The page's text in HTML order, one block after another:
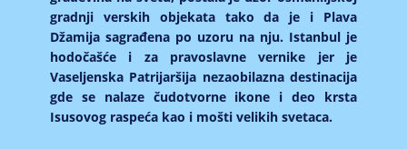
gradnji verskih objekata tako da je i Plava
Džamija sagrađena po uzoru na nju. Istanbul je
hodočašće i za pravoslavne vernike jer je
Vaseljenska Patrijaršija nezaobilazna destinacija
gde se nalaze čudotvorne ikone i deo krsta
Isusovog raspeća kao i mošti velikih svetaca.